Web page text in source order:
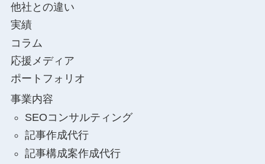
他社との違い
実績
コラム
応援メディア
ポートフォリオ
事業内容
SEOコンサルティング
記事作成代行
記事構成案作成代行